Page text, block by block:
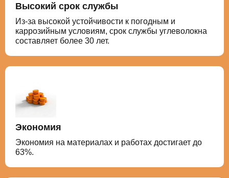
Высокий срок службы
Из-за высокой устойчивости к погодным и
каррозийным условиям, срок службы углеволокна
составляет более 30 лет.
Экономия
Экономия на материалах и работах достигает до
63%.